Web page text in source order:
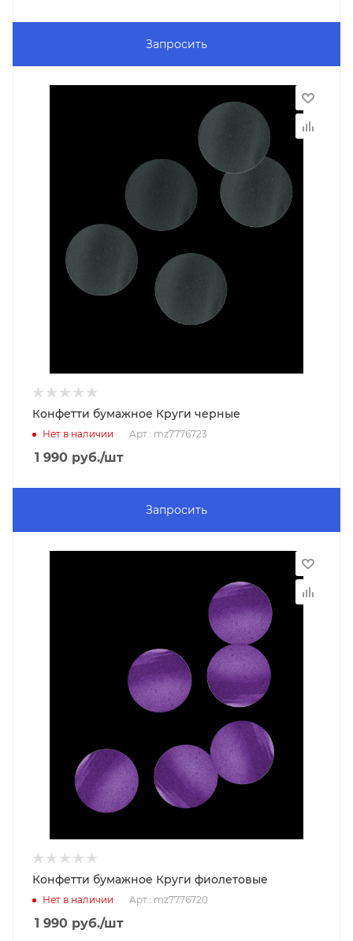
Запросить
Конфетти бумажное Круги черные
Нет в наличии Арт.: mz7776723
1 990 руб./шт
Запросить
Конфетти бумажное Круги фиолетовые
Нет в наличии Арт.: mz7776720
1 990 руб./шт